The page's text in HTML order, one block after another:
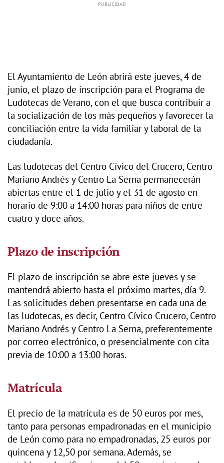
El Ayuntamiento de León abrirá este jueves, 4 de
junio, el plazo de inscripción para el Programa de
Ludotecas de Verano, con el que busca contribuir a
la socialización de los más pequeños y favorecer la
conciliación entre la vida familiar y laboral de la
ciudadanía.
Las ludotecas del Centro Cívico del Crucero, Centro
Mariano Andrés y Centro La Serna permanecerán
abiertas entre el 1 de julio y el 31 de agosto en
horario de 9:00 a 14:00 horas para niños de entre
cuatro y doce años.
Plazo de inscripción
El plazo de inscripción se abre este jueves y se
mantendrá abierto hasta el próximo martes, día 9.
Las solicitudes deben presentarse en cada una de
las ludotecas, es decir, Centro Cívico Crucero, Centro
Mariano Andrés y Centro La Serna, preferentemente
por correo electrónico, o presencialmente con cita
previa de 10:00 a 13:00 horas.
Matrícula
El precio de la matrícula es de 50 euros por mes,
tanto para personas empadronadas en el municipio
de León como para no empadronadas, 25 euros por
quincena y 12,50 por semana. Además, se